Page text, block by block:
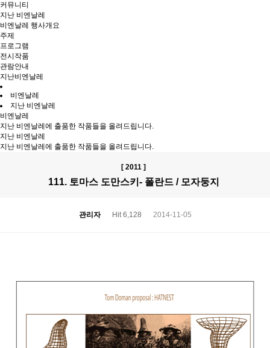
커뮤니티
지난 비엔날레
비엔날레 행사개요
주제
프로그램
전시작품
관람안내
지난비엔날레
비엔날레
지난 비엔날레
비엔날레
지난 비엔날레에 출품한 작품들을 올려드립니다.
지난 비엔날레
지난 비엔날레에 출품한 작품들을 올려드립니다.
[ 2011 ]
111. 토마스 도만스키- 폴란드 / 모자둥지
관리자 Hit 6,128 2014-11-05